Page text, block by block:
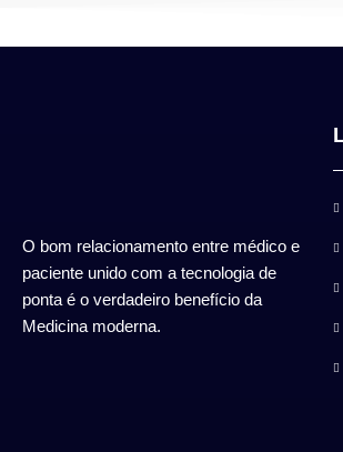
O bom relacionamento entre médico e
paciente unido com a tecnologia de
ponta é o verdadeiro benefício da
Medicina moderna.